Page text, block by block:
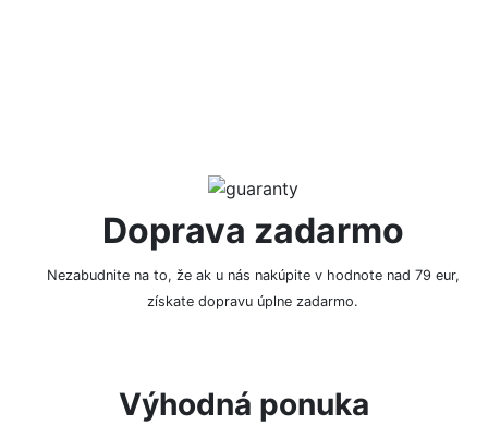
Doprava zadarmo
Nezabudnite na to, že ak u nás nakúpite v hodnote nad 79 eur,
získate dopravu úplne zadarmo.
Výhodná ponuka